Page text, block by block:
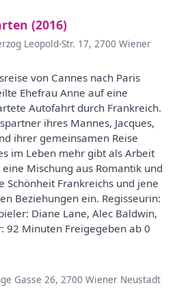
(2016)
Leopold-Str. 17, 2700 Wiener
von Cannes nach Paris
Ehefrau Anne auf eine
Autofahrt durch Frankreich.
ihres Mannes, Jacques,
ihrer gemeinsamen Reise
im Leben mehr gibt als Arbeit
Mischung aus Romantik und
Schönheit Frankreichs und jene
Beziehungen ein. Regisseurin:
Diane Lane, Alec Baldwin,
92 Minuten Freigegeben ab 0
Gasse 26, 2700 Wiener Neustadt